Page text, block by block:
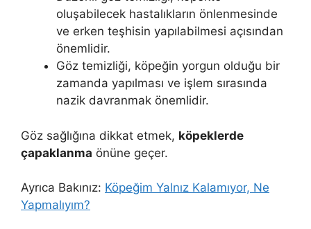
oluşabilecek hastalıkların önlenmesinde
ve erken teşhisin yapılabilmesi açısından
önemlidir.
Göz temizliği, köpeğin yorgun olduğu bir
zamanda yapılması ve işlem sırasında
nazik davranmak önemlidir.
Göz sağlığına dikkat etmek, köpeklerde
çapaklanma önüne geçer.
Ayrıca Bakınız: Köpeğim Yalnız Kalamıyor, Ne
Yapmalıyım?